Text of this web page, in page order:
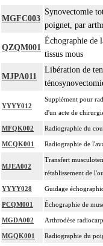
traitée.
Toute arthrotomie
13
Facturation : lors de
de fracture de
MGFC003
Synovectomie
poignet, par
QZQM001
Échographie de
tissus mous
MJPA011
Libération de
YYYY012
Supplément pour
d'un acte de
MFQK002 Radiographie du
MCQK001 Radiographie de
MJEA002
Transfert
rétablissement de
YYYY028 Guidage
PCQM001 Échographie de
MGDA002 Arthrodèse
MGQK001 Radiographie du